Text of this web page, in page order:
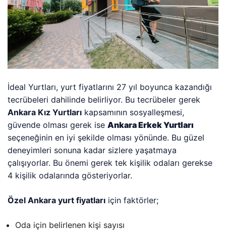
İdeal Yurtları, yurt fiyatlarını 27 yıl boyunca kazandığı
tecrübeleri dahilinde belirliyor. Bu tecrübeler gerek
Ankara Kız Yurtları kapsamının sosyalleşmesi,
güvende olması gerek iseAnkara Erkek Yurtları
seçeneğinin en iyi şekilde olması yönünde. Bu güzel
deneyimleri sonuna kadar sizlere yaşatmaya
çalışıyorlar. Bu önemi gerek tek kişilik odaları gerekse
4 kişilik odalarında gösteriyorlar.
Özel Ankara yurt fiyatları için faktörler;
Oda için belirlenen kişi sayısı